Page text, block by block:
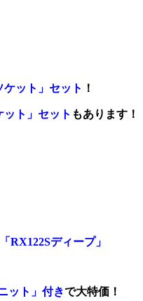
ケット」セット ！
ット」セット もあります！
「RX122Sディープ」
ット」付きで大特価！